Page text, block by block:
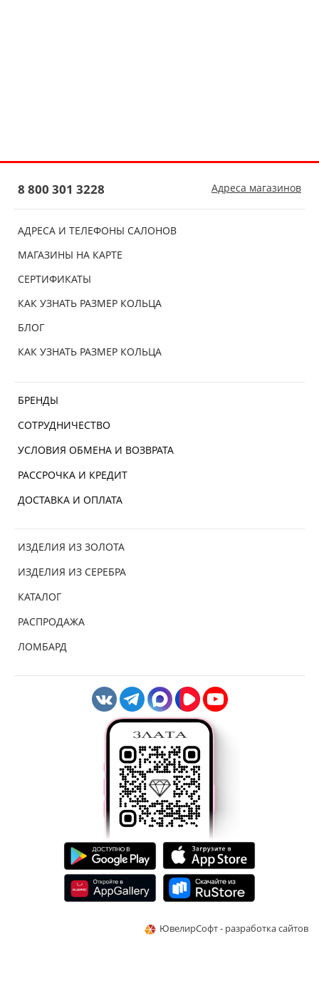
АДРЕСА И ТЕЛЕФОНЫ САЛОНОВ
МАГАЗИНЫ НА КАРТЕ
СЕРТИФИКАТЫ
КАК УЗНАТЬ РАЗМЕР КОЛЬЦА
БЛОГ
КАК УЗНАТЬ РАЗМЕР КОЛЬЦА
БРЕНДЫ
СОТРУДНИЧЕСТВО
УСЛОВИЯ ОБМЕНА И ВОЗВРАТА
РАССРОЧКА И КРЕДИТ
ДОСТАВКА И ОПЛАТА
ИЗДЕЛИЯ ИЗ ЗОЛОТА
ИЗДЕЛИЯ ИЗ СЕРЕБРА
КАТАЛОГ
РАСПРОДАЖА
ЛОМБАРД
8 800 301 3228 Адреса магазинов
ЮвелирСофт - разработка сайтов